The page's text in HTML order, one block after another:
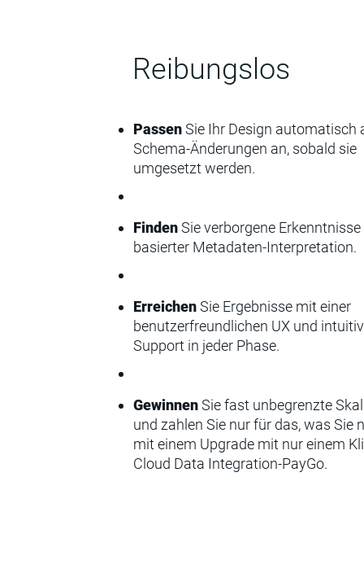
Reibungslos
PassenSie Ihr Design automatisch
Schema-Änderungen an, sobald sie
umgesetzt werden.
FindenSie verborgene
basierter Metadaten-Interpretation.
ErreichenSie Ergebnisse mit einer
benutzerfreundlichen UX und
Support in jeder Phase.
GewinnenSie fast unbegrenzte
und zahlen Sie nur für das, was Sie
mit einem Upgrade mit nur einem
Cloud Data Integration-PayGo.